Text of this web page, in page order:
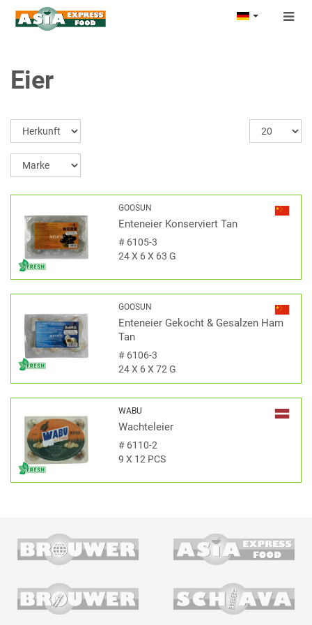
Eier
GOOSUN
Enteneier Konserviert Tan
#6105-3
24 X 6 X 63 G
GOOSUN
Enteneier Gekocht & Gesalzen Ham
Tan
#6106-3
24 X 6 X 72 G
WABU
Wachteleier
#6110-2
9 X 12 PCS